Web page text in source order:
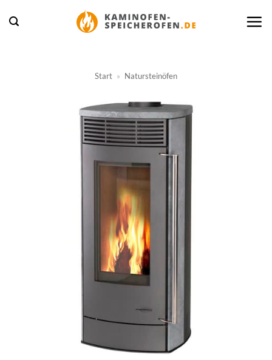
Inhalt
Start » Natursteinöfen